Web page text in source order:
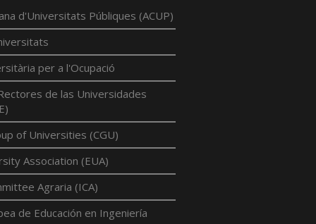
d'Universitats Públiques (ACUP)
per a l'Ocupació
de las Universidades
of Universities (CGU)
Association (EUA)
Agraria (ICA)
de Educación en Ingeniería